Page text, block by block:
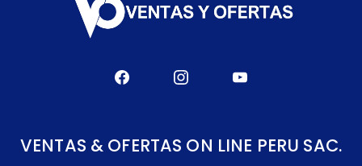
VENTAS & OFERTAS ON LINE PERU SAC.